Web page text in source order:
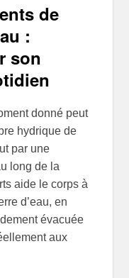
de
:
son
donné peut
hydrique de
par une
long de la
aide le corps à
d’eau, en
évacuée
aux